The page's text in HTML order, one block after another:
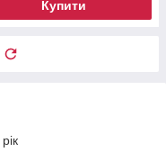
Купити